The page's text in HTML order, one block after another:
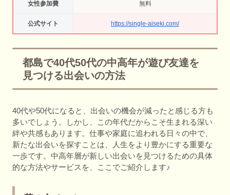
女性参加費 無料
公式サイト https://single-aiseki.com/
都島で40代50代の中高年が遊び友達を
見つける出会いの方法
40代や50代になると、出会いの機会が減ったと感じる方も
多いでしょう。しかし、この年代だからこそ生まれる深い
絆や共感もあります。仕事や家庭に追われる日々の中で、
新たな出会いを探すことは、人生をより豊かにする重要な
一歩です。中高年層が新しい出会いを見つけるための具体
的な方法やサービスを、ここでご紹介します♪